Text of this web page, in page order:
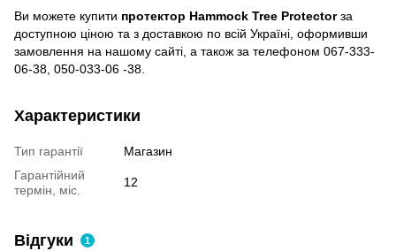
Ви можете купити протектор Hammock Tree Protectorза
доступною ціною та з доставкою по всій Україні, оформивши
замовлення на нашому сайті, а також за телефоном 067-333-
06-38, 050-033-06 -38.
Характеристики
Тип гарантії
Магазин
Гарантійний
термін, міс.
12
Відгуки 1